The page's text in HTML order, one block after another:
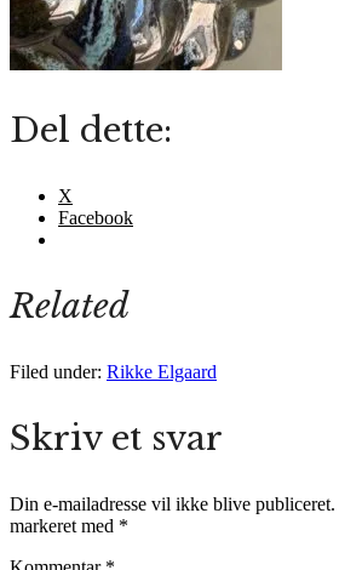
Del dette:
X
Facebook
Related
Filed under: Rikke Elgaard
Skriv et svar
Din e-mailadresse vil ikke blive publiceret.
markeret med *